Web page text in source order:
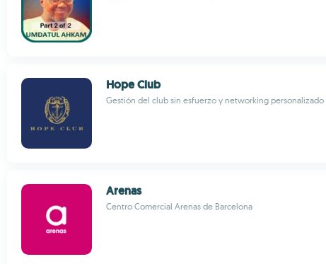
Hope Club
Gestión del club sin esfuerzo y networking personalizado
Arenas
Centro Comercial Arenas de Barcelona